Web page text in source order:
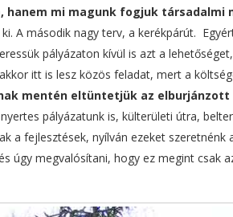
mi magunk fogjuk társadalmi
A második nagy terv, a kerékpárút.
pályázaton kívül is azt a
itt is lesz közös feladat, mert a
mentén eltüntetjük az
pályázatunk is, külterületi útra,
a fejlesztések, nyílván ezeket szeretnénk
úgy megvalósítani, hogy ez megint csak